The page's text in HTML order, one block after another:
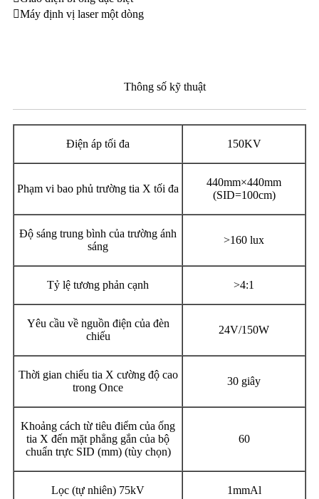
Máy định vị laser một dòng
Thông số kỹ thuật
Điện áp tối đa 150KV
Phạm vi bao phủ trường tia X tối đa
440mm×440mm
(SID=100cm)
Độ sáng trung bình của trường ánh
sáng
>160 lux
Tỷ lệ tương phản cạnh >4:1
Yêu cầu về nguồn điện của đèn
chiếu
24V/150W
Thời gian chiếu tia X cường độ cao
trong Once
30 giây
Khoảng cách từ tiêu điểm của ống
tia X đến mặt phẳng gắn của bộ
chuẩn trực SID (mm) (tùy chọn)
60
Lọc (tự nhiên) 75kV 1mmAl